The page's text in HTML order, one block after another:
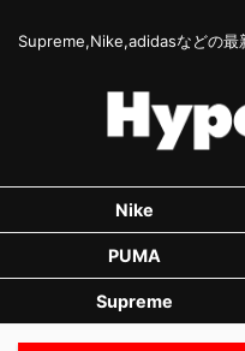
Supreme,Nike,adidasなどの最
Nike
PUMA
Supreme